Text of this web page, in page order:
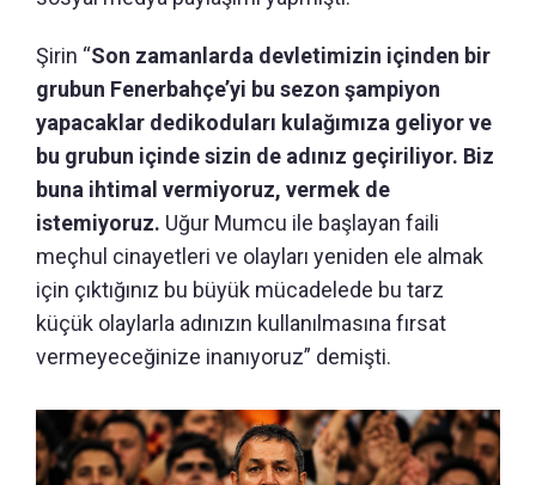
Şirin “Son zamanlarda devletimizin içinden bir
grubun Fenerbahçe’yi bu sezon şampiyon
yapacaklar dedikoduları kulağımıza geliyor ve
bu grubun içinde sizin de adınız geçiriliyor. Biz
buna ihtimal vermiyoruz, vermek de
istemiyoruz. Uğur Mumcu ile başlayan faili
meçhul cinayetleri ve olayları yeniden ele almak
için çıktığınız bu büyük mücadelede bu tarz
küçük olaylarla adınızın kullanılmasına fırsat
vermeyeceğinize inanıyoruz” demişti.